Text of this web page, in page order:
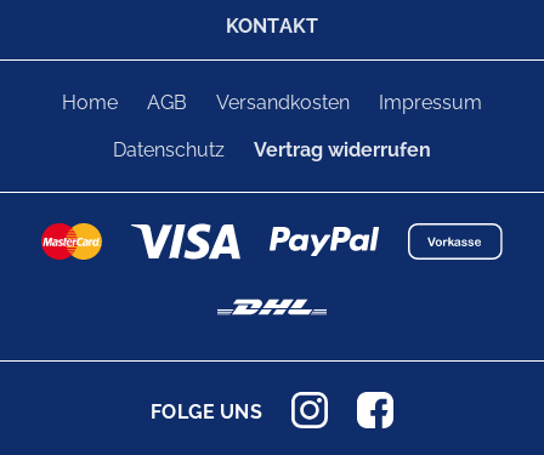
KONTAKT
Home AGB Versandkosten Impressum
Datenschutz Vertrag widerrufen
FOLGE UNS